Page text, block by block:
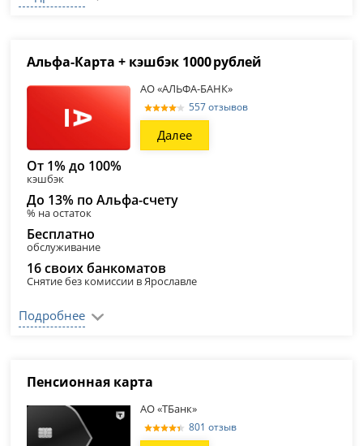
Альфа‑Карта + кэшбэк 1000 рублей
АО «АЛЬФА-БАНК»
557 отзывов
Далее
От 1% до 100%
кэшбэк
До 13% по Альфа-счету
% на остаток
Бесплатно
обслуживание
16 своих банкоматов
Снятие без комиссии в Ярославле
Подробнее
Пенсионная карта
АО «ТБанк»
801 отзыв